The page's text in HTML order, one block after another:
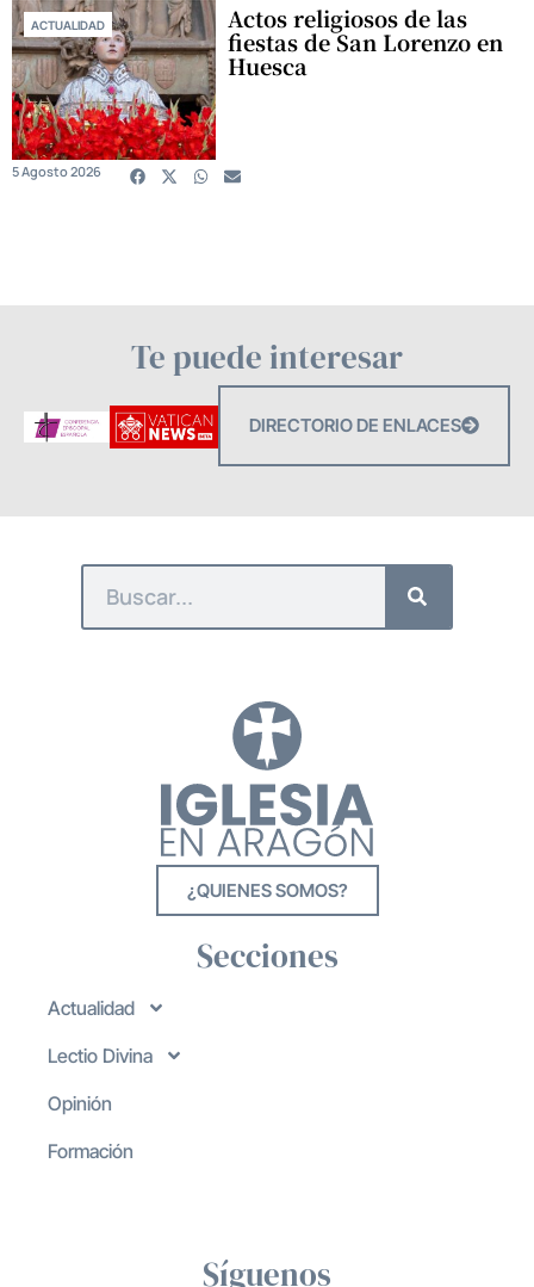
ACTUALIDAD Actos religiosos de las
fiestas de San Lorenzo en
Huesca
5 Agosto 2026
Te puede interesar
DIRECTORIO DE ENLACES
¿QUIENES SOMOS?
Secciones
Actualidad
Lectio Divina
Opinión
Formación
Síguenos